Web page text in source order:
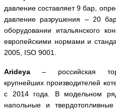
давление составляет 9 бар,
давление разрушения – 20
оборудовании итальянского
европейскими нормами и
2005, ISO 9001.
Arideya – российская
крупнейших производителей
с 2014 года. В модельном
напольные и